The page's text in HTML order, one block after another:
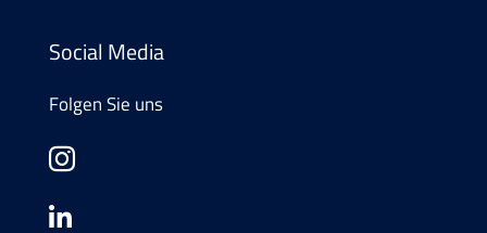
Social Media
Folgen Sie uns

